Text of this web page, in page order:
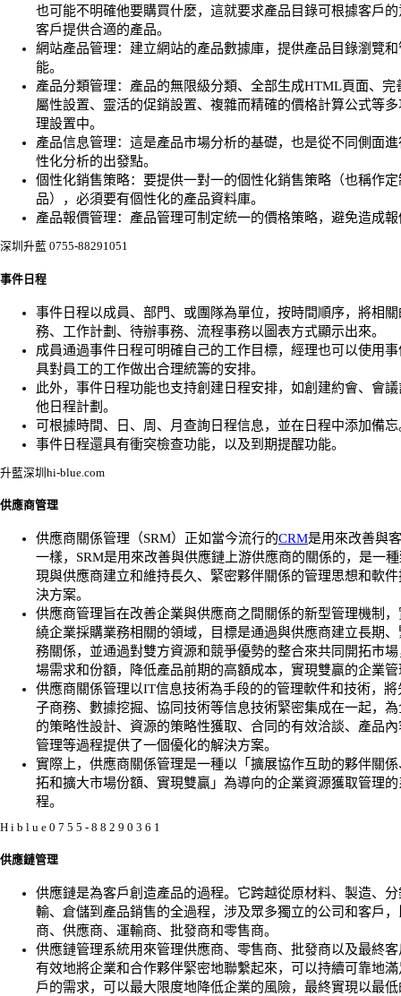
也可能不明確他要購買什麼，這就要求產品目錄可根據客戶
客戶提供合適的產品。
網站產品管理：建立網站的產品數據庫，提供產品目錄瀏覽
能。
產品分類管理：產品的無限級分類、全部生成HTML頁面、完
屬性設置、靈活的促銷設置、複雜而精確的價格計算公式等
理設置中。
產品信息管理：這是產品市場分析的基礎，也是從不同側面
性化分析的出發點。
個性化銷售策略：要提供一對一的個性化銷售策略（也稱作定
品），必須要有個性化的產品資料庫。
產品報價管理：產品管理可制定統一的價格策略，避免造成
深圳升藍 0755-88291051
事件日程
事件日程以成員、部門、或團隊為單位，按時間順序，將相
務、工作計劃、待辦事務、流程事務以圖表方式顯示出來。
成員通過事件日程可明確自己的工作目標，經理也可以使用
具對員工的工作做出合理統籌的安排。
此外，事件日程功能也支持創建日程安排，如創建約會、會
他日程計劃。
可根據時間、日、周、月查詢日程信息，並在日程中添加備忘
事件日程還具有衝突檢查功能，以及到期提醒功能。
升藍深圳hi-blue.com
供應商管理
供應商關係管理（SRM）正如當今流行的CRM是用來改善與
一樣，SRM是用來改善與供應鏈上游供應商的關係的，是一
現與供應商建立和維持長久、緊密夥伴關係的管理思想和軟
決方案。
供應商管理旨在改善企業與供應商之間關係的新型管理機制
繞企業採購業務相關的領域，目標是通過與供應商建立長期
務關係，並通過對雙方資源和競爭優勢的整合來共同開拓市
場需求和份額，降低產品前期的高額成本，實現雙贏的企業
供應商關係管理以IT信息技術為手段的的管理軟件和技術，將
子商務、數據挖掘、協同技術等信息技術緊密集成在一起，
的策略性設計、資源的策略性獲取、合同的有效洽談、產品
管理等過程提供了一個優化的解決方案。
實際上，供應商關係管理是一種以「擴展協作互助的夥伴關
拓和擴大市場份額、實現雙贏」為導向的企業資源獲取管理
程。
H i b l u e 0 7 5 5 - 8 8 2 9 0 3 6 1
供應鏈管理
供應鏈是為客戶創造產品的過程。它跨越從原材料、製造、
輸、倉儲到產品銷售的全過程，涉及眾多獨立的公司和客戶
商、供應商、運輸商、批發商和零售商。
供應鏈管理系統用來管理供應商、零售商、批發商以及最終
有效地將企業和合作夥伴緊密地聯繫起來，可以持續可靠地
戶的需求，可以最大限度地降低企業的風險，最終實現以最